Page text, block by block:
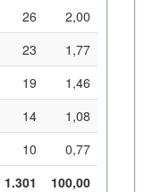
26
2,00
23
1,77
19
1,46
14
1,08
10
0,77
1.301
100,00